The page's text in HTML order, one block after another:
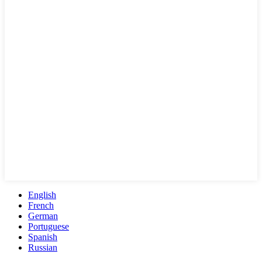
English
French
German
Portuguese
Spanish
Russian